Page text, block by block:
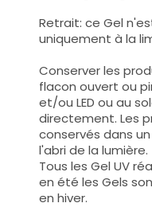
Retrait: ce Gel
uniquement à la
Conserver les
flacon ouvert ou
et/ou LED ou au
directement. Les
conservés dans
l'abri de la lumière.
Tous les Gel UV
en été les Gels
en hiver.